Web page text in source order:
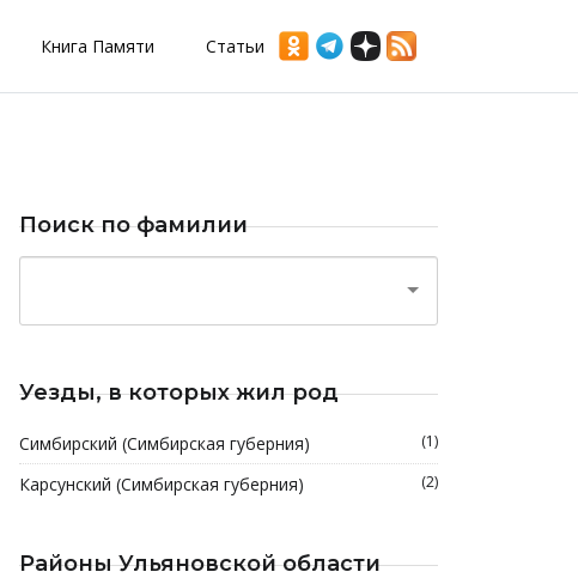
Книга Памяти Статьи
Поиск по фамилии
Уезды, в которых жил род
Симбирский (Симбирская губерния) (1)
Карсунский (Симбирская губерния) (2)
Районы Ульяновской области